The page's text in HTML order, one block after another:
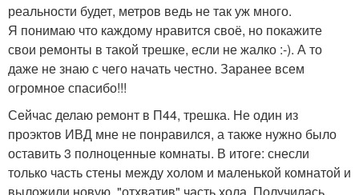
реальности будет, метров ведь не так уж много.
Я понимаю что каждому нравится своё, но покажите
свои ремонты в такой трешке, если не жалко :-). А то
даже не знаю с чего начать честно. Заранее всем
огромное спасибо!!!
Сейчас делаю ремонт в П44, трешка. Не один из
проэктов ИВД мне не понравился, а также нужно было
оставить 3 полноценные комнаты. В итоге: снесли
только часть стены между холом и маленькой комнатой и